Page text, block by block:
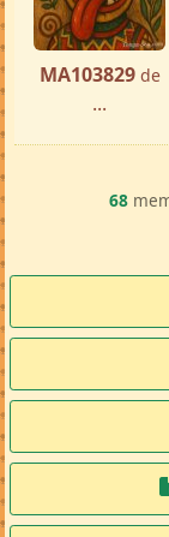
MA103829 de
...
68